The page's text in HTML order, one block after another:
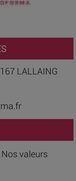
LALLAING
Nos valeurs